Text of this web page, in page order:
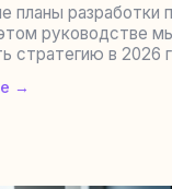
планы разработки
руководстве
стратегию в 2026
→